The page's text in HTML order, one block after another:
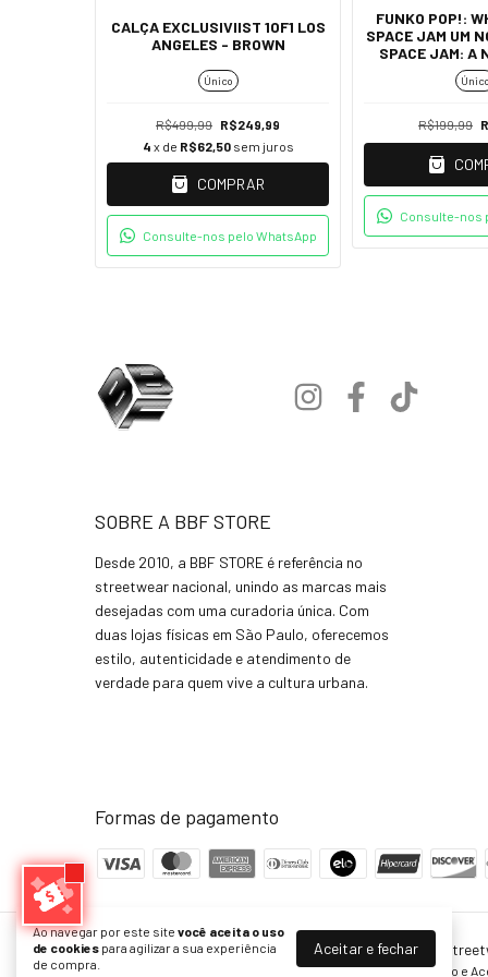
Ao navegar por este site você aceita o uso
de cookies para agilizar a sua experiência
de compra.
Aceitar e fechar
CALÇA EXCLUSIVIIST 1OF1 LOS
ANGELES - BROWN
Único
R$499,99 R$249,99
4 x de R$62,50 sem juros
COMPRAR
Consulte-nos pelo WhatsApp
FUNKO POP!:
SPACE JAM UM
SPACE JAM: A
Único
R$199,99
Consulte-nos
SOBRE A BBF STORE
Desde 2010, a BBF STORE é referência no
streetwear nacional, unindo as marcas mais
desejadas com uma curadoria única. Com
duas lojas físicas em São Paulo, oferecemos
estilo, autenticidade e atendimento de
verdade para quem vive a cultura urbana.
Formas de pagamento
CAMISETA PARRA SPILLED DRINK - Azul- BBF Store
©2026. BBF Store Comércio Varejista de Artigos de Vestuário e